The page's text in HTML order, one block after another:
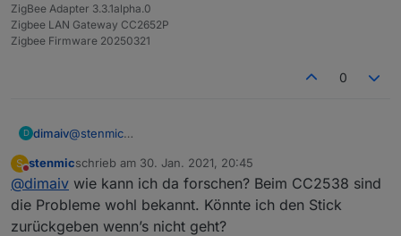
ZigBee Adapter 3.3.1alpha.0
Zigbee LAN Gateway CC2652P
Zigbee Firmware 20250321
0
D dimaiv@stenmic
Aber ich würde erstmal ein bisschen forschen und nach
der Ursache suchen.
Natürlich kann man blind einfach was neues probieren
;)
S
Nicht stören
stenmicschrieb am 30. Jan. 2021, 20:45
zuletzt editiert von
@dimaiv wie kann ich da forschen? Beim CC2538 sind
die Probleme wohl bekannt. Könnte ich den Stick
zurückgeben wenn’s nicht geht?